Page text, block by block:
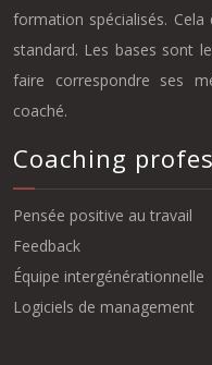
formation spécialisés.
standard. Les bases sont
faire correspondre ses
coaché.
Coaching
Pensée positive au travail
Feedback
Équipe intergénérationnelle
Logiciels de management